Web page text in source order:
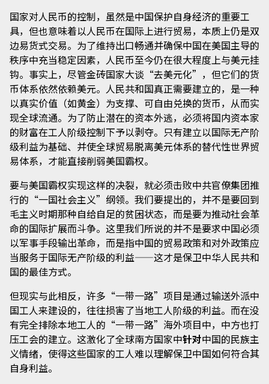
国家对人民币的控制，虽然是中国保护自身经济的重要工
具，但也意味着以人民币在国际上进行贸易，本质上仍是双
边易货式交易。为了维持出口畅通并确保中国在美国主导的
秩序中充当稳定因素，人民币至今仍在很大程度上与美元挂
钩。事实上，尽管金砖国家大谈“去美元化”，但它们的货
币体系依然依赖美元。人民共和国真正需要建立的，是一种
以真实价值（如黄金）为支撑、可自由兑换的货币，从而实
现全球流通。为了防止潜在的资本外逃，必须将国内资本家
的财富在工人阶级控制下予以剥夺。只有建立以国际无产阶
级利益为基础、并使全球贸易脱离美元体系的替代性世界贸
易体系，才能直接削弱美国霸权。
要与美国霸权实现这样的决裂，就必须击败中共官僚集团推
行的“一国社会主义”纲领。我们要提出的，并不是要回到
毛主义时期那种自给自足的贫困状态，而是要为推动社会革
命的国际扩展而斗争。这里我们所说的并不是要求中国必须
以军事手段输出革命，而是指中国的贸易政策和对外政策应
当服务于国际无产阶级的利益——这才是保卫中华人民共和
国的最佳方式。
但现实与此相反，许多“一带一路”项目是通过输送外派中
国工人来建设的，往往损害了当地工人阶级的利益。而在没
有完全排除本地工人的“一带一路”海外项目中，中方也打
压工会的建立。这激化了全球南方国家中针对中国的民族主
义情绪，使得这些国家的工人难以理解保卫中国如何符合其
自身利益。